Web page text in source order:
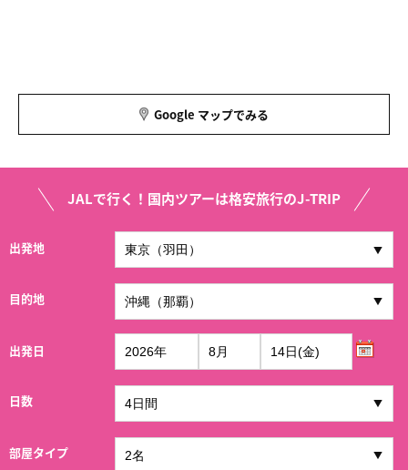
Google マップでみる
JALで行く！国内ツアーは格安旅行のJ-TRIP
出発地
目的地
出発日
日数
部屋タイプ